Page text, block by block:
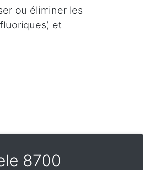
ou éliminer les
et
8700